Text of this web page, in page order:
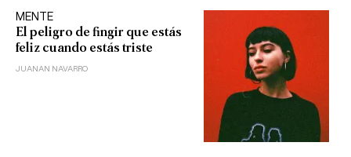
MENTE
El peligro de fingir que estás
feliz cuando estás triste
JUANAN NAVARRO